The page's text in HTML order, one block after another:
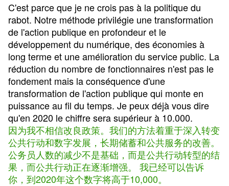
C'est parce que je ne crois pas à la politique du
rabot. Notre méthode privilégie une transformation
de l'action publique en profondeur et le
développement du numérique, des économies à
long terme et une amélioration du service public. La
réduction du nombre de fonctionnaires n'est pas le
fondement mais la conséquence d'une
transformation de l'action publique qui monte en
puissance au fil du temps. Je peux déjà vous dire
qu'en 2020 le chiffre sera supérieur à 10.000.
因为我不相信改良政策。我们的方法着重于深入转变
公共行动和数字发展，长期储蓄和公共服务的改善。
公务员人数的减少不是基础，而是公共行动转型的结
果，而公共行动正在逐渐增强。 我已经可以告诉
你，到2020年这个数字将高于10,000。